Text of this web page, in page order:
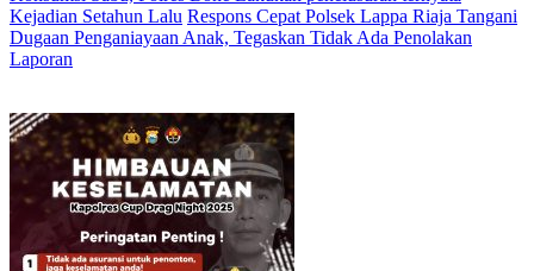
Kejadian Setahun Lalu Respons Cepat Polsek Lappa Riaja Tangani
Dugaan Penganiayaan Anak, Tegaskan Tidak Ada Penolakan
Laporan